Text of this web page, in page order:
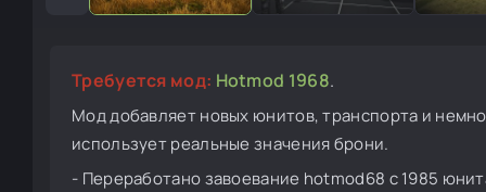
Требуется мод: Hotmod 1968.
Мод добавляет новых юнитов, транспорта и
использует реальные значения брони.
- Переработано завоевание hotmod68 с 1985